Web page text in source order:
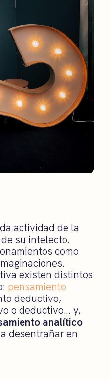
actividad de la
su intelecto.
como
existen distintos
pensamiento
deductivo,
o deductivo… y,
analítico
desentrañar en